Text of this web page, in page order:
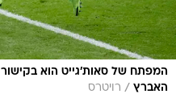
המפתח של סאות'גייט הוא בקישור
האברץ / רויטרס